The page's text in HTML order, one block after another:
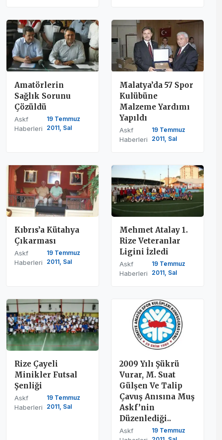
Amatörlerin
Sağlık Sorunu
Çözüldü
Askf
Haberleri
19 Temmuz
2011, Sal
Malatya’da 57 Spor
Kulübüne
Malzeme Yardımı
Yapıldı
Askf
Haberleri
19 Temmuz
2011, Sal
Kıbrıs’a Kütahya
Çıkarması
Askf
Haberleri
19 Temmuz
2011, Sal
Mehmet Atalay 1.
Rize Veteranlar
Ligini İzledi
Askf
Haberleri
19 Temmuz
2011, Sal
Rize Çayeli
Minikler Futsal
Şenliği
Askf
Haberleri
19 Temmuz
2011, Sal
2009 Yılı Şükrü
Vurar, M. Suat
Gülşen Ve Talip
Çavuş Anısına Muş
Askf’nin
Düzenlediği..
Askf
19 Temmuz